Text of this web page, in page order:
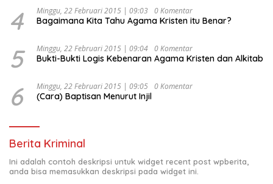
4 Minggu, 22 Februari 2015 | 09:03 0 Komentar
Bagaimana Kita Tahu Agama Kristen itu Benar?
5 Minggu, 22 Februari 2015 | 09:04 0 Komentar
Bukti-Bukti Logis Kebenaran Agama Kristen dan Alkitab
6 Minggu, 22 Februari 2015 | 09:05 0 Komentar
(Cara) Baptisan Menurut Injil
Berita Kriminal
Ini adalah contoh deskripsi untuk widget recent post wpberita,
anda bisa memasukkan deskripsi pada widget ini.